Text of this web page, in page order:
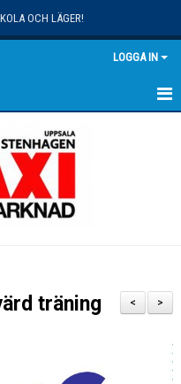
OCH LÄGER!
LOGGA IN
>
<
träning